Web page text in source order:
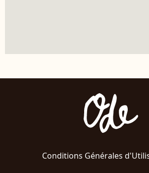
Conditions Générales